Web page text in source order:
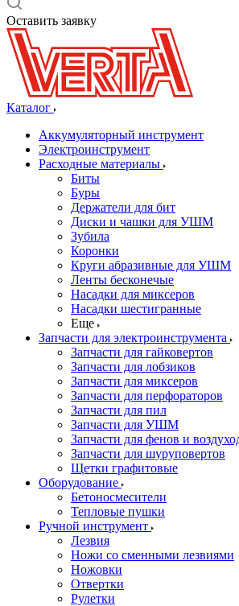
Оставить заявку
Каталог
Аккумуляторный инструмент
Электроинструмент
Расходные материалы
Биты
Буры
Держатели для бит
Диски и чашки для УШМ
Зубила
Коронки
Круги абразивные для УШМ
Ленты бесконечые
Насадки для миксеров
Насадки шестигранные
Еще
Запчасти для электроинструмента
Запчасти для гайковертов
Запчасти для лобзиков
Запчасти для миксеров
Запчасти для перфораторов
Запчасти для пил
Запчасти для УШМ
Запчасти для фенов и
Запчасти для шуруповертов
Щетки графитовые
Оборудование
Бетоносмесители
Тепловые пушки
Ручной инструмент
Лезвия
Ножи со сменными лезвиями
Ножовки
Отвертки
Рулетки